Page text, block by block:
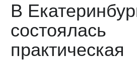
В
состоялась
практическая